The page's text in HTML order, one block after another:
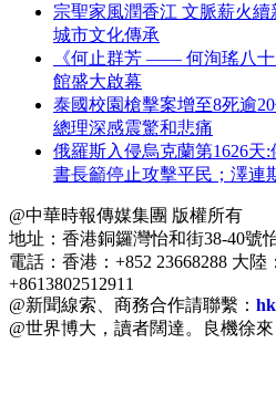
宗聖家風潤香江 文脈薪火
城市文化傳承
《何止群芳 —— 何洵瑤八
館盛大啟幕
泰國校園槍擊案增至8死逾
總理深感震驚和悲痛
俄羅斯入侵烏克蘭第1626天
書長籲停止攻擊平民；澤連
@中華時報傳媒集團 版權所有
地址：香港銅鑼灣怡和街38-40號
電話：香港：+852 23668288 大陸：
+8613802512911
@新聞線索、商務合作請聯繫：
@世界博大，讀者闊達。良機徐來